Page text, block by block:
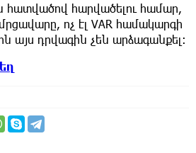
հատվածով հարվածելու համար,
ոչ էլ VAR համակարգի
այս դրվագին չեն արձագանքել: